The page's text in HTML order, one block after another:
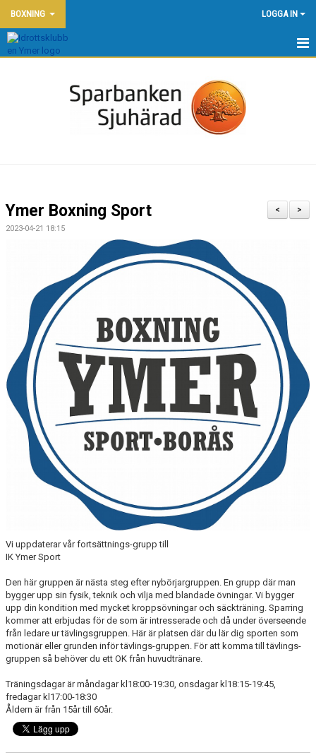
BOXNING LOGGA IN
BÖRJA BOXAS - NYBÖRJARKURSER
KALENDER
BILDGALLERI
>
<
Ymer Boxning Sport
2023-04-21 18:15
Vi uppdaterar vår fortsättnings-grupp till
IK Ymer Sport
Den här gruppen är nästa steg efter nybörjargruppen. En grupp där man
bygger upp sin fysik, teknik och vilja med blandade övningar. Vi bygger
upp din kondition med mycket kroppsövningar och säckträning. Sparring
kommer att erbjudas för de som är intresserade och då under överseende
från ledare ur tävlingsgruppen. Här är platsen där du lär dig sporten som
motionär eller grunden inför tävlings-gruppen. För att komma till tävlings-
gruppen så behöver du ett OK från huvudtränare.
Träningsdagar är måndagar kl18:00-19:30, onsdagar kl18:15-19:45,
fredagar kl17:00-18:30
Åldern är från 15år till 60år.